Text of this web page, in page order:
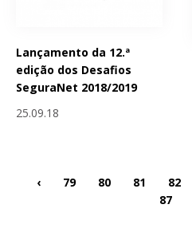
Lançamento da 12.ª
edição dos Desafios
SeguraNet 2018/2019
25.09.18
‹ 79 80 81 82
87